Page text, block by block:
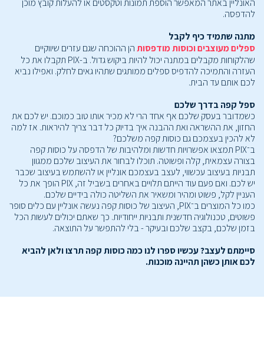
האונליין באתר המאפשר הוספת תמונות וטקסטים או להעלות קובץ מוכן
להדפסה.
מתנה שתמיד כיף לקבל
ספלים מעוצבים וכוסות מודפסותהן ההוכחה שגם עזרים שיווקיים
שהלקוחות מקבלים במתנה יכול להיות ביקוש גדול. ב-PIX תקבלו את כל
העזרה והתמיכה להדפיס ספלים ממותגים שתהיו גאים לחלק. ואפילו נביא
לכם אותם עד הבית.
ספל קפה בדרך שלכם
כשמדובר בעסק שלכם אף אחד הרי לא מכיר אותו טוב כמוכם. יש לכם את
החזון, את ההשראה ואת ההבנה איך בדיוק כל דבר צריך להיראות. אז למה
לא להכין בעצמכם גם כוסות קפה משלכם?
ב־PIX תמצאו אפשרויות חדשות ומלהיבות של הדפסה על כוסות קפה
בצורה עצמאית, קלה ופשוטה. תוכלו לבחור את העיצוב שלכם ממגוון
תבניות בעיצוב עכשווי, לעצב בעצמכם אונליין או להשתמש בעיצוב שכבר
יש לכם. ואם פעם עוד הייתם תלויים באחרים בשביל זה, PIX הופך את כל
העניין לקל, פשוט ומהיר ומשאיר את השליטה כולה בידיים שלכם.
כמו כל המוצרים ב־PIX, העיצוב של כוסות קפה נעשה אונליין עם כלים סופר
פשוטים, טכנולוגיה חדשנית ותבניות ייחודיות. כך שאתם יכולים לעשות הכל
בזמן שלכם, בקצב שלכם ובעיקר - בלי להתפשר על התוצאה.
סיימתם לעצב? עכשיו ספרו לנו כמה כוסות קפה תרצו ולאן להביא
לכם אותן כשהן תהיינה מוכנות.